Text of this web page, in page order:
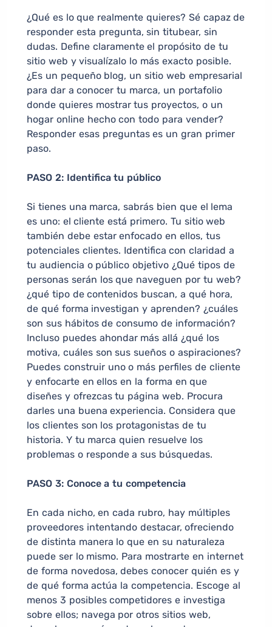
¿Qué es lo que realmente quieres? Sé capaz de
responder esta pregunta, sin titubear, sin
dudas. Define claramente el propósito de tu
sitio web y visualízalo lo más exacto posible.
¿Es un pequeño blog, un sitio web empresarial
para dar a conocer tu marca, un portafolio
donde quieres mostrar tus proyectos, o un
hogar online hecho con todo para vender?
Responder esas preguntas es un gran primer
paso.
PASO 2: Identifica tu público
Si tienes una marca, sabrás bien que el lema
es uno: el cliente está primero. Tu sitio web
también debe estar enfocado en ellos, tus
potenciales clientes. Identifica con claridad a
tu audiencia o público objetivo ¿Qué tipos de
personas serán los que naveguen por tu web?
¿qué tipo de contenidos buscan, a qué hora,
de qué forma investigan y aprenden? ¿cuáles
son sus hábitos de consumo de información?
Incluso puedes ahondar más allá ¿qué los
motiva, cuáles son sus sueños o aspiraciones?
Puedes construir uno o más perfiles de cliente
y enfocarte en ellos en la forma en que
diseñes y ofrezcas tu página web. Procura
darles una buena experiencia. Considera que
los clientes son los protagonistas de tu
historia. Y tu marca quien resuelve los
problemas o responde a sus búsquedas.
PASO 3: Conoce a tu competencia
En cada nicho, en cada rubro, hay múltiples
proveedores intentando destacar, ofreciendo
de distinta manera lo que en su naturaleza
puede ser lo mismo. Para mostrarte en internet
de forma novedosa, debes conocer quién es y
de qué forma actúa la competencia. Escoge al
menos 3 posibles competidores e investiga
sobre ellos; navega por otros sitios web,